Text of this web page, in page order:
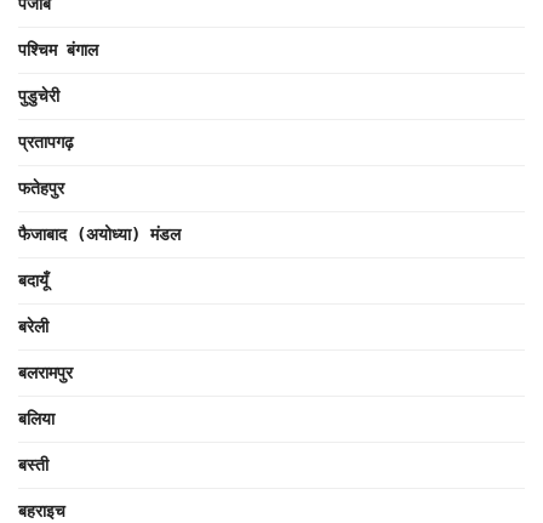
पंजाब
पश्चिम बंगाल
पुडुचेरी
प्रतापगढ़
फतेहपुर
फैजाबाद (अयोध्या) मंडल
बदायूँ
बरेली
बलरामपुर
बलिया
बस्ती
बहराइच